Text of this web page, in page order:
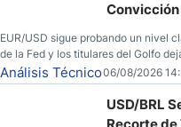
Convicción
EUR/USD sigue probando un nivel
de la Fed y los titulares del Golfo
convicción real.
Análisis Técnico06/08/2026
USD/BRL